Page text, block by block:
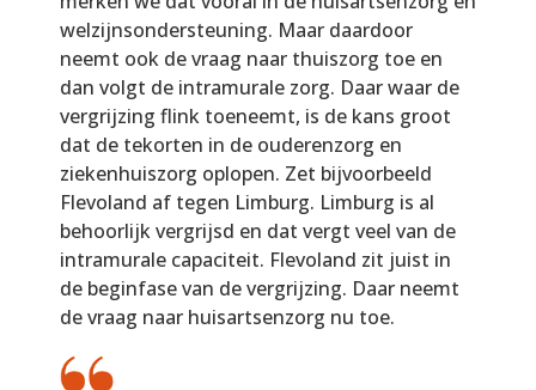
welzijnsondersteuning. Maar daardoor
neemt ook de vraag naar thuiszorg toe en
dan volgt de intramurale zorg. Daar waar de
vergrijzing flink toeneemt, is de kans groot
dat de tekorten in de ouderenzorg en
ziekenhuiszorg oplopen. Zet bijvoorbeeld
Flevoland af tegen Limburg. Limburg is al
behoorlijk vergrijsd en dat vergt veel van de
intramurale capaciteit. Flevoland zit juist in
de beginfase van de vergrijzing. Daar neemt
de vraag naar huisartsenzorg nu toe.